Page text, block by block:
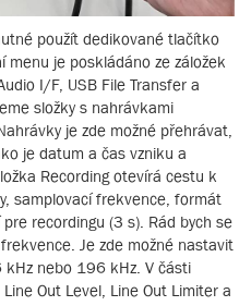
použít dedikované tlačítko
je poskládáno ze záložek
I/F, USB File Transfer a
složky s nahrávkami
je zde možné přehrávat,
je datum a čas vzniku a
Recording otevírá cestu k
samplovací frekvence, formát
recordingu (3 s). Rád bych se
Je zde možné nastavit
nebo 196 kHz. V části
Out Level, Line Out Limiter a